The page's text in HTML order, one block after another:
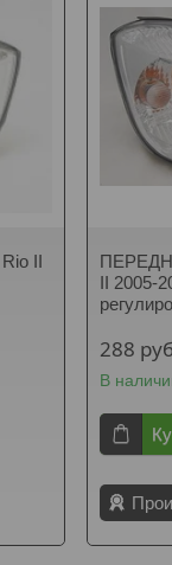
II
II 2005-
288
В